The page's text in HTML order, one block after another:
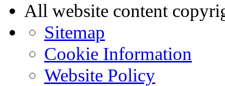
All website content
Sitemap
Cookie Information
Website Policy